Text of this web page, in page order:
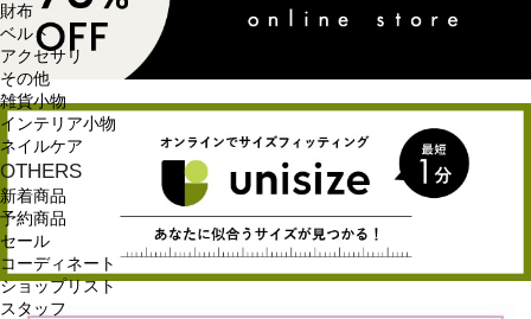
財布
ベルト
アクセサリ
その他
雑貨小物
インテリア小物
ネイルケア
OTHERS
新着商品
予約商品
セール
コーディネート
ショップリスト
スタッフ